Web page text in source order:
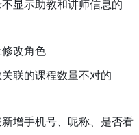
显示助教和讲师信息的
改角色
联的课程数量不对的
增手机号、昵称、是否看